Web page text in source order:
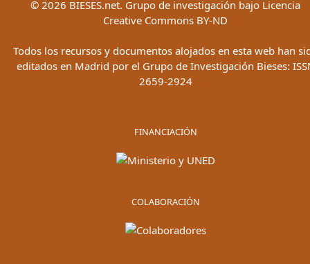
© 2026 BIESES.net. Grupo de investigación bajo Licencia
Creative Commons BY-ND
Todos los recursos y documentos alojados en esta web han
editados en Madrid por el Grupo de Investigación Bieses:
2659-2924
FINANCIACIÓN
COLABORACIÓN